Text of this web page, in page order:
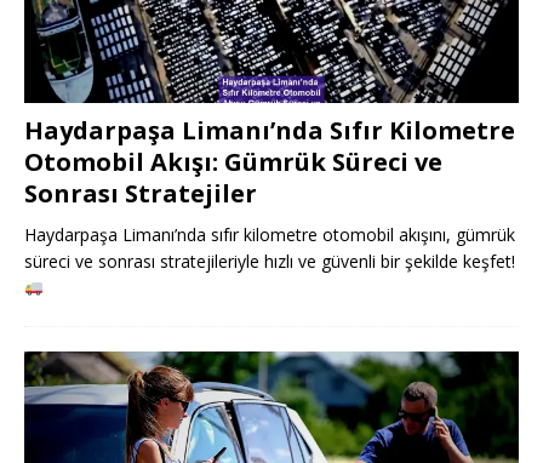
Haydarpaşa Limanı’nda Sıfır Kilometre
Otomobil Akışı: Gümrük Süreci ve
Sonrası Stratejiler
Haydarpaşa Limanı’nda sıfır kilometre otomobil akışını, gümrük
süreci ve sonrası stratejileriyle hızlı ve güvenli bir şekilde keşfet!